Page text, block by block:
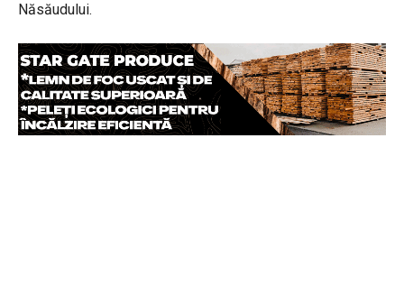
Năsăudului.